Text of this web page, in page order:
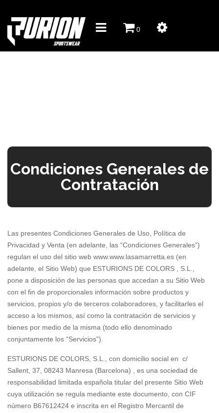
0
Condiciones Generales de
Contratación
Las presentes Condiciones Generales de Uso, Política de
Privacidad y Venta (en adelante, las “Condiciones Generales”)
regulan el uso del sitio web www.www.lasamarretta.es (en
adelante, el Sitio Web) que ESTURIONS DE COLORS , S.L.,
pone a disposición de las personas que accedan a su Sitio Web
con el fin de proporcionales información sobre productos y
servicios, propios y/o de terceros colaboradores, y facilitarles el
acceso a los mismos, así como la contratación de servicios y
bienes por medio de la misma (todo ello denominado
conjuntamente los “Servicios”).
ESTURIONS DE COLORS, S.L., con domicilio social en c/
Sallent, 37, 08243 Manresa (Barcelona) , es una sociedad de
responsabilidad limitada española titular del presente Sitio Web
cuya utilización se regula mediante este documento, con CIF
número B67612424 e inscrita en el Registro Mercantil de